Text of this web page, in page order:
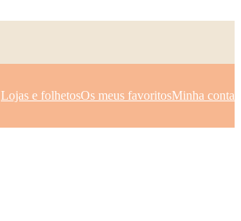
Lojas e folhetosOs meus favoritosMinha conta